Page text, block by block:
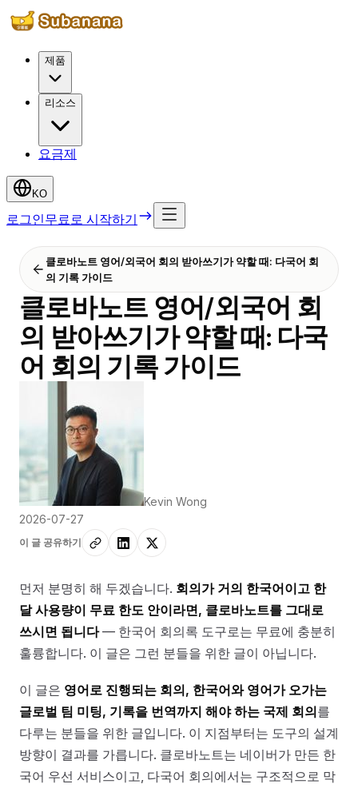
제품
리소스
요금제
KO
로그인무료로 시작하기
클로바노트 영어/외국어 회의 받아쓰기가 약할 때: 다국어 회
의 기록 가이드
클로바노트 영어/외국어 회
의 받아쓰기가 약할 때: 다국
어 회의 기록 가이드
Kevin Wong
2026-07-27
이 글 공유하기
먼저 분명히 해 두겠습니다. 회의가 거의 한국어이고 한
달 사용량이 무료 한도 안이라면, 클로바노트를 그대로
쓰시면 됩니다— 한국어 회의록 도구로는 무료에 충분히
훌륭합니다. 이 글은 그런 분들을 위한 글이 아닙니다.
이 글은 영어로 진행되는 회의, 한국어와 영어가 오가는
글로벌 팀 미팅, 기록을 번역까지 해야 하는 국제 회의를
다루는 분들을 위한 글입니다. 이 지점부터는 도구의 설계
방향이 결과를 가릅니다. 클로바노트는 네이버가 만든 한
국어 우선 서비스이고, 다국어 회의에서는 구조적으로 막